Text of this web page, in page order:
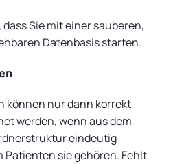
Sie mit einer sauberen,
Datenbasis starten.
können nur dann korrekt
werden, wenn aus dem
eindeutig
Patienten sie gehören. Fehlt